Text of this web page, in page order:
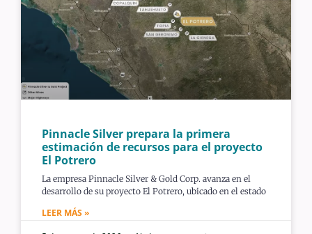
Pinnacle Silver prepara la primera
estimación de recursos para el proyecto
El Potrero
La empresa Pinnacle Silver & Gold Corp. avanza en el
desarrollo de su proyecto El Potrero, ubicado en el estado
LEER MÁS »